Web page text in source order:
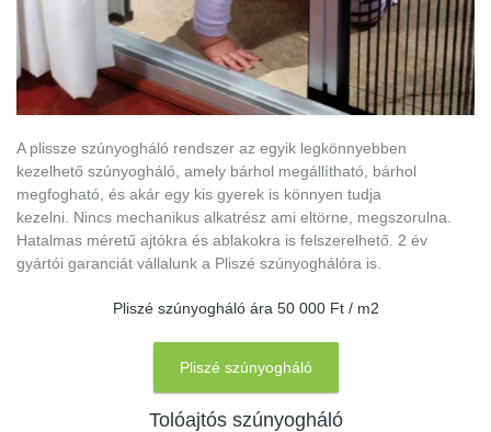
A plissze szúnyogháló rendszer az egyik legkönnyebben
kezelhető szúnyogháló, amely bárhol megállítható, bárhol
megfogható, és akár egy kis gyerek is könnyen tudja
kezelni. Nincs mechanikus alkatrész ami eltörne, megszorulna.
Hatalmas méretű ajtókra és ablakokra is felszerelhető. 2 év
gyártói garanciát vállalunk a Pliszé szúnyoghálóra is.
Pliszé szúnyogháló ára 50 000 Ft / m2
Pliszé szúnyogháló
Tolóajtós szúnyogháló